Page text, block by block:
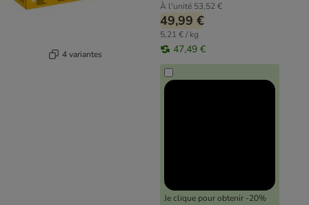
4 variantes
À l'unité 53,52 €
49,99 €
5,21 € / kg
47,49 €
Je clique pour obtenir -20%